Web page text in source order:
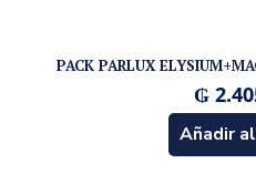
PACK PARLUX
₲
Añadir